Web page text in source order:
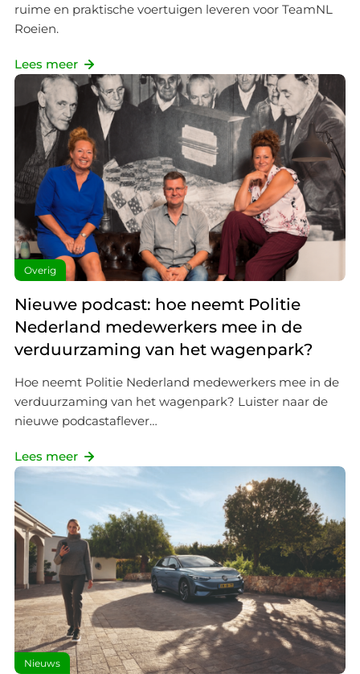
ruime en praktische voertuigen leveren voor TeamNL
Roeien.
Lees meer
Overig
Nieuwe podcast: hoe neemt Politie
Nederland medewerkers mee in de
verduurzaming van het wagenpark?
Hoe neemt Politie Nederland medewerkers mee in de
verduurzaming van het wagenpark? Luister naar de
nieuwe podcastaflever…
Lees meer
Nieuws